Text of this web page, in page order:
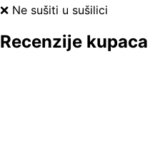
❌ Ne sušiti u sušilici
Recenzije kupaca